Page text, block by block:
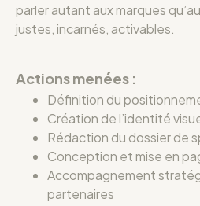
parler autant aux marques
justes, incarnés, activables.
Actions menées :
Définition du
Création de l’identité
Rédaction du dossier de
Conception et mise en
Accompagnement
partenaires